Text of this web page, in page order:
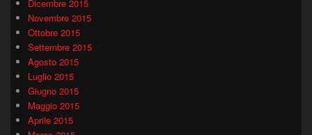
Dicembre 2015
Novembre 2015
Ottobre 2015
Settembre 2015
Agosto 2015
Luglio 2015
Giugno 2015
Maggio 2015
Aprile 2015